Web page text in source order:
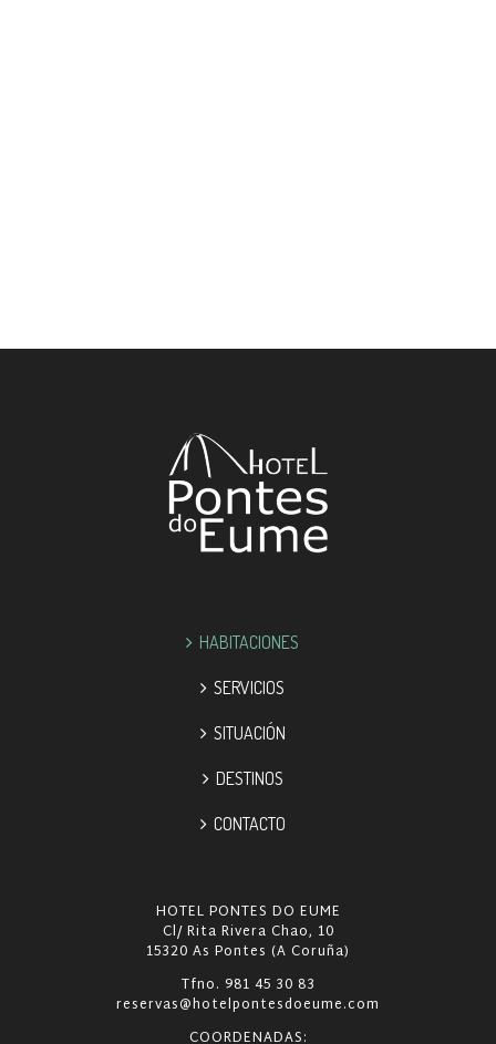
HABITACIONES
SERVICIOS
SITUACIÓN
DESTINOS
CONTACTO
HOTEL PONTES DO EUME
Cl/ Rita Rivera Chao, 10
15320 As Pontes (A Coruña)
Tfno. 981 45 30 83
reservas@hotelpontesdoeume.com
COORDENADAS: